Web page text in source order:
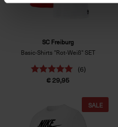
SC Freiburg
Basic-Shirts "Rot-Weiß" SET
(6)
€ 29,95
SALE